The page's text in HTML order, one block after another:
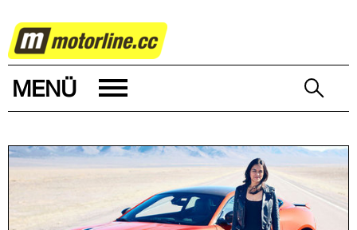
AUTOWELT
MENÜ